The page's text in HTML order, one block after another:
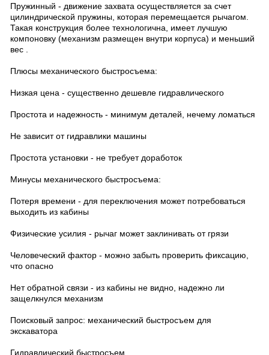
Пружинный - движение захвата осуществляется за счет
цилиндрической пружины, которая перемещается рычагом.
Такая конструкция более технологична, имеет лучшую
компоновку (механизм размещен внутри корпуса) и меньший
вес .
Плюсы механического быстросъема:
Низкая цена - существенно дешевле гидравлического
Простота и надежность - минимум деталей, нечему ломаться
Не зависит от гидравлики машины
Простота установки - не требует доработок
Минусы механического быстросъема:
Потеря времени - для переключения может потребоваться
выходить из кабины
Физические усилия - рычаг может заклинивать от грязи
Человеческий фактор - можно забыть проверить фиксацию,
что опасно
Нет обратной связи - из кабины не видно, надежно ли
защелкнулся механизм
Поисковый запрос: механический быстросъем для
экскаватора
Гидравлический быстросъем